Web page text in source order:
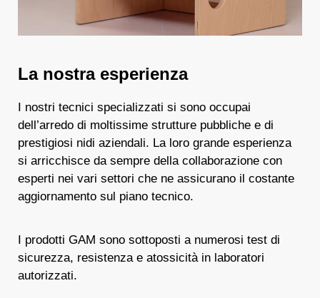
La nostra esperienza
I nostri tecnici specializzati si sono occupai
dell’arredo di moltissime strutture pubbliche e di
prestigiosi nidi aziendali. La loro grande esperienza
si arricchisce da sempre della collaborazione con
esperti nei vari settori che ne assicurano il costante
aggiornamento sul piano tecnico.
I prodotti GAM sono sottoposti a numerosi test di
sicurezza, resistenza e atossicità in laboratori
autorizzati.